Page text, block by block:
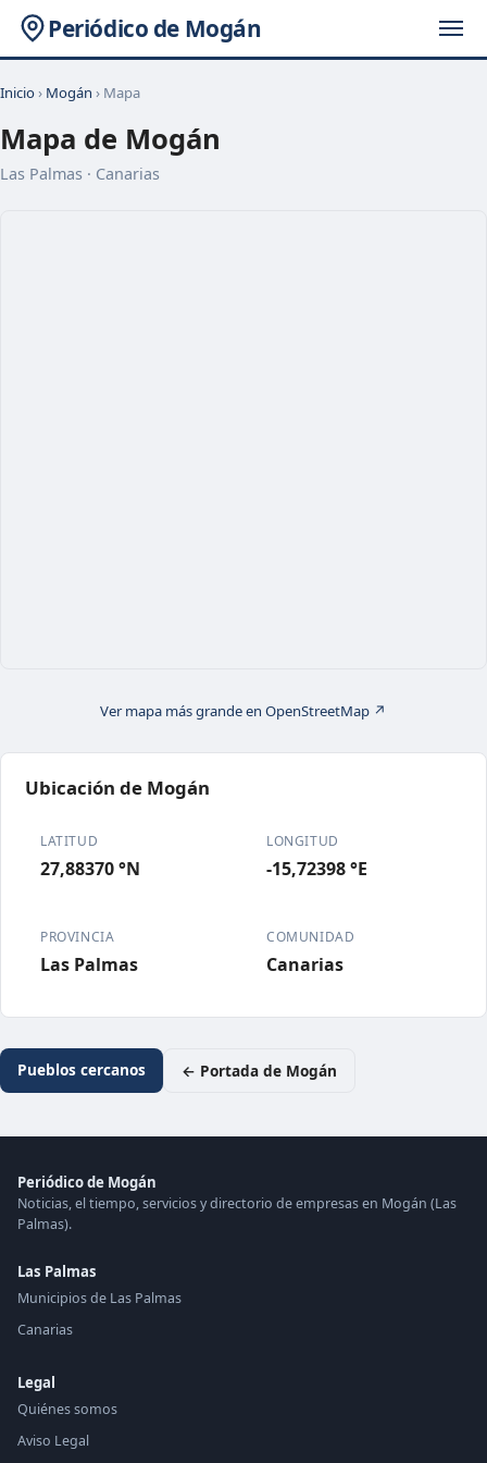
Periódico de Mogán
Inicio› Mogán › Mapa
Mapa de Mogán
Las Palmas · Canarias
Ver mapa más grande en OpenStreetMap ↗
Ubicación de Mogán
LATITUD
27,88370 °N
LONGITUD
-15,72398 °E
PROVINCIA
Las Palmas
COMUNIDAD
Canarias
Pueblos cercanos ← Portada de Mogán
Periódico de Mogán
Noticias, el tiempo, servicios y directorio de empresas en Mogán (Las
Palmas).
Las Palmas
Municipios de Las Palmas
Canarias
Legal
Quiénes somos
Aviso Legal